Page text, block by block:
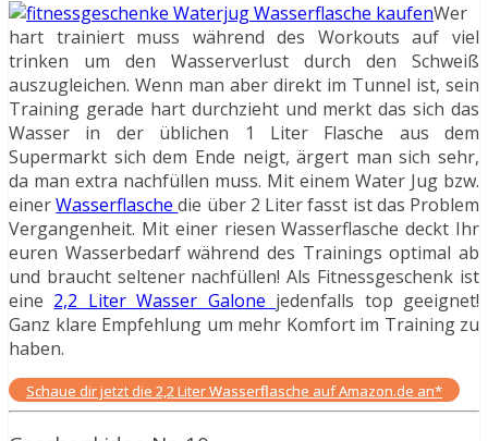
Wer
hart trainiert muss während des Workouts auf viel
trinken um den Wasserverlust durch den Schweiß
auszugleichen. Wenn man aber direkt im Tunnel ist, sein
Training gerade hart durchzieht und merkt das sich das
Wasser in der üblichen 1 Liter Flasche aus dem
Supermarkt sich dem Ende neigt, ärgert man sich sehr,
da man extra nachfüllen muss. Mit einem Water Jug bzw.
einerWasserflaschedie über 2 Liter fasst ist das Problem
Vergangenheit. Mit einer riesen Wasserflasche deckt Ihr
euren Wasserbedarf während des Trainings optimal ab
und braucht seltener nachfüllen! Als Fitnessgeschenk ist
eine 2,2 Liter Wasser Galone jedenfalls top geeignet!
Ganz klare Empfehlung um mehr Komfort im Training zu
haben.
Schaue dir jetzt die 2,2 Liter Wasserflasche auf Amazon.de an*